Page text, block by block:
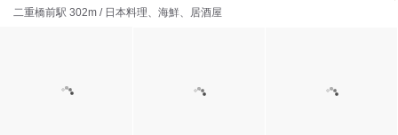
二重橋前駅 302m / 日本料理、海鮮、居酒屋